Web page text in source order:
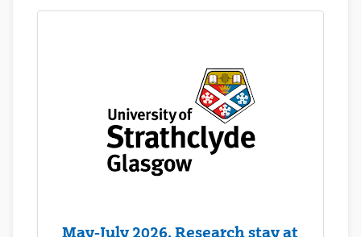
May-July 2026. Research stay at